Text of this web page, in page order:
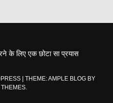
के लिए एक छोटा सा प्रयास
THEME: AMPLE BLOG BY
.